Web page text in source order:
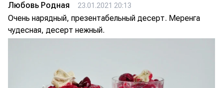
Любовь Родная 23.01.2021 20:13
Очень нарядный, презентабельный десерт. Меренга
чудесная, десерт нежный.